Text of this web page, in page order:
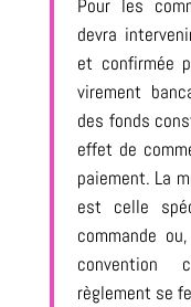
Pour les
devra
et confirmée
virement
des fonds
effet de
paiement. La
est celle
commande
convention
règlement se